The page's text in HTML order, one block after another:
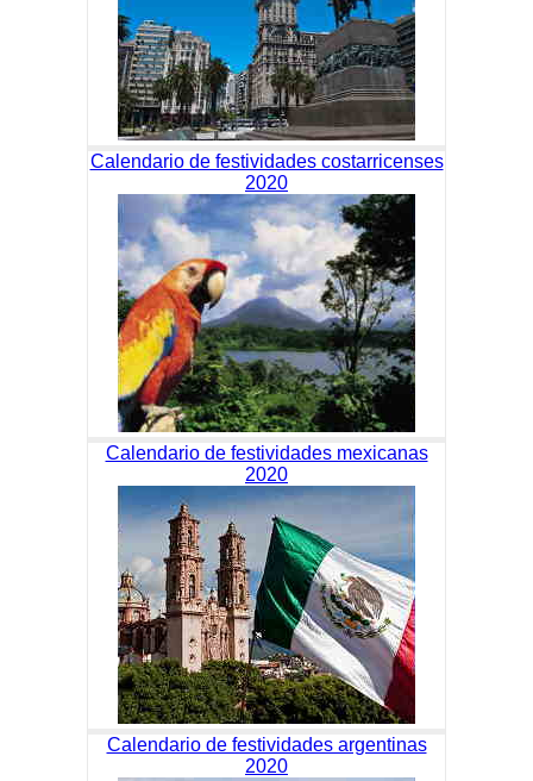
Calendario de festividades costarricenses
2020
Calendario de festividades mexicanas
2020
Calendario de festividades argentinas
2020